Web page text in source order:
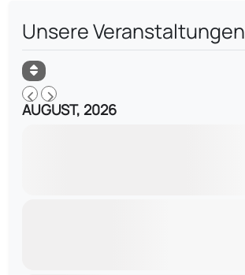
Unsere Veranstaltungen
AUGUST, 2026